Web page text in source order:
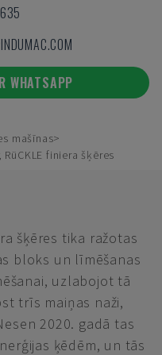
WHATSAPP
mašīnas
finiera šķēres
šķēres tika ražotas
bloks un līmēšanas
uzlabojot tā
trīs maiņas naži,
2020. gadā tas
ķēdēm, un tās